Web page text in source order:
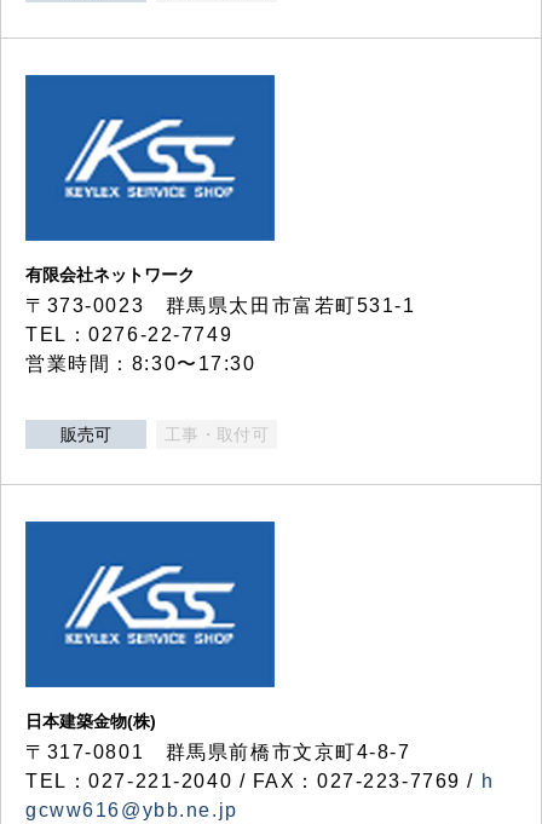
有限会社ネットワーク
〒373-0023 群馬県太田市富若町531-1
TEL：0276-22-7749
営業時間：8:30〜17:30
販売可 工事・取付可
日本建築金物(株)
〒317‐0801 群馬県前橋市文京町4-8-7
TEL：027-221-2040 / FAX：027-223-7769 / h
gcww616@ybb.ne.jp